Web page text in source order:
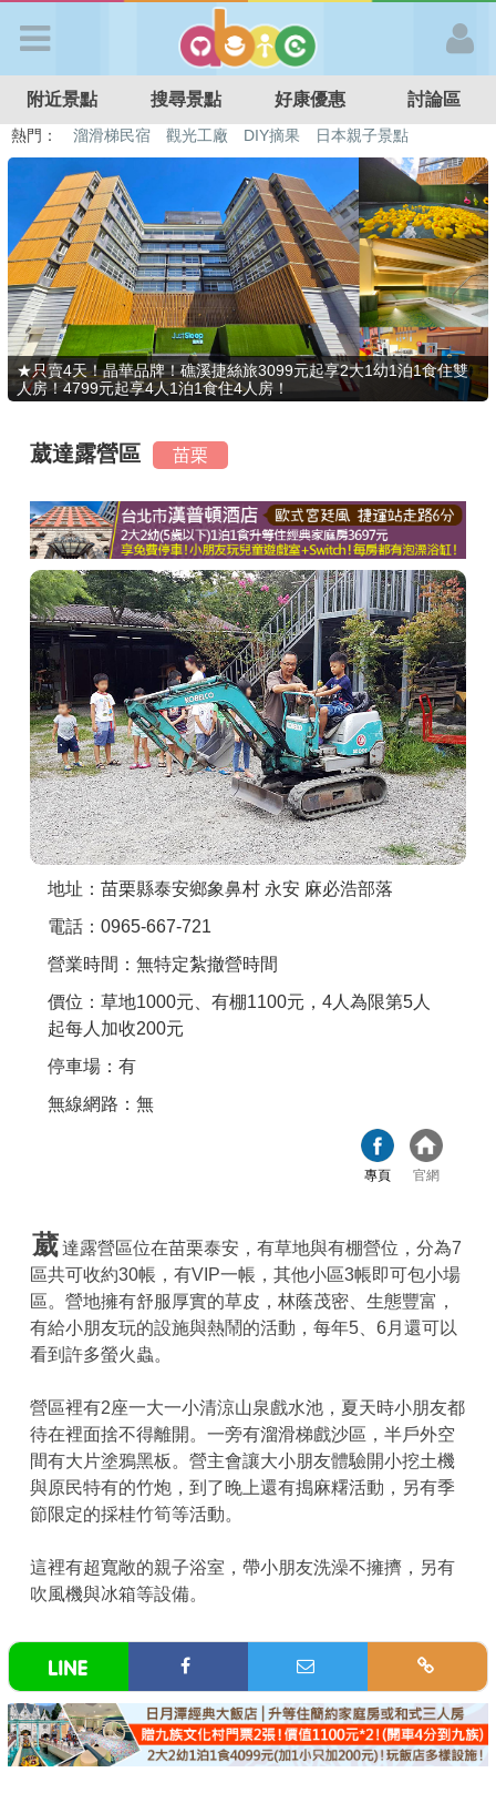
APP登入
首 頁
搜尋景點
好康優惠
最新消息
最新留言
商家合作
推薦景點
討論區
聯絡我們
APP下載
附近景點 搜尋景點 好康優惠 討論區
熱門： 溜滑梯民宿 觀光工廠 DIY摘果
日本親子景點
特色遊戲場
親子住房優惠 台北親子餐廳 溫泉泡湯SPA
★只賣4天！晶華品牌！礁溪捷絲旅3099元起享2大1幼1泊1食住雙
人房！4799元起享4人1泊1食住4人房！
葳達露營區 苗栗
地址：苗栗縣泰安鄉象鼻村 永安 麻必浩部落
電話：0965-667-721
營業時間：無特定紮撤營時間
價位：草地1000元、有棚1100元，4人為限第5人
起每人加收200元
停車場：有
無線網路：無
專頁 官網
葳達露營區位在苗栗泰安，有草地與有棚營位，分為7
區共可收約30帳，有VIP一帳，其他小區3帳即可包小場
區。營地擁有舒服厚實的草皮，林蔭茂密、生態豐富，
有給小朋友玩的設施與熱鬧的活動，每年5、6月還可以
看到許多螢火蟲。
營區裡有2座一大一小清涼山泉戲水池，夏天時小朋友都
待在裡面捨不得離開。一旁有溜滑梯戲沙區，半戶外空
間有大片塗鴉黑板。營主會讓大小朋友體驗開小挖土機
與原民特有的竹炮，到了晚上還有搗麻糬活動，另有季
節限定的採桂竹筍等活動。
這裡有超寬敞的親子浴室，帶小朋友洗澡不擁擠，另有
吹風機與冰箱等設備。